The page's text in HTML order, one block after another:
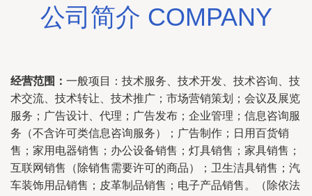
公司简介 COMPANY
经营范围： 一般项目：技术服务、技术开发、技术咨询、技
术交流、技术转让、技术推广；市场营销策划；会议及展览
服务；广告设计、代理；广告发布；企业管理；信息咨询服
务（不含许可类信息咨询服务）；广告制作；日用百货销
售；家用电器销售；办公设备销售；灯具销售；家具销售；
互联网销售（除销售需要许可的商品）；卫生洁具销售；汽
车装饰用品销售；皮革制品销售；电子产品销售。（除依法